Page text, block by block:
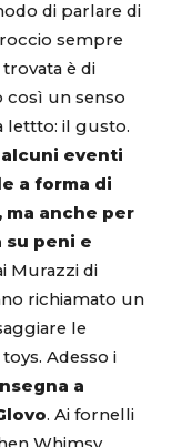
di parlare di
sempre
è di
così un senso
lettto: il gusto.
alcuni eventi
a forma di
anche per
su peni e
Murazzi di
richiamato un
le
Adesso i
a
. Ai fornelli